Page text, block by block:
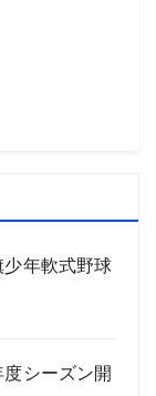
年軟式野球
シーズン開